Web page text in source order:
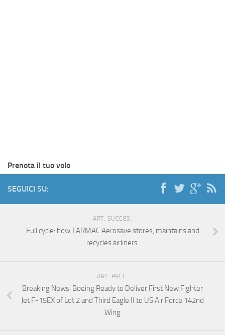
Prenota il tuo volo
SEGUICI SU:
ART. SUCCES.
Full cycle: how TARMAC Aerosave stores, maintains and
recycles airliners
ART. PREC.
Breaking News: Boeing Ready to Deliver First New Fighter
Jet F-15EX of Lot 2 and Third Eagle II to US Air Force 142nd
Wing